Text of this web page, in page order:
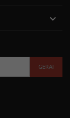
